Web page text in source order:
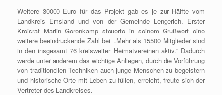
Weitere 30000 Euro für das Projekt gab es je zur Hälfte vom
Landkreis Emsland und von der Gemeinde Lengerich. Erster
Kreisrat Martin Gerenkamp steuerte in seinem Grußwort eine
weitere beeindruckende Zahl bei: „Mehr als 15500 Mitglieder sind
in den insgesamt 76 kreisweiten Heimatvereinen aktiv.“ Dadurch
werde unter anderem das wichtige Anliegen, durch die Vorführung
von traditionellen Techniken auch junge Menschen zu begeistern
und historische Orte mit Leben zu füllen, erreicht, freute sich der
Vertreter des Landkreises.